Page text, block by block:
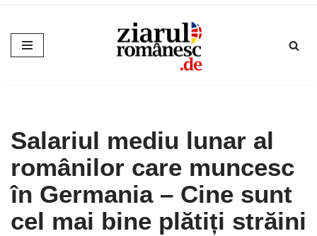
Sari
la
Salariul mediu lunar al
românilor care muncesc
în Germania – Cine sunt
cel mai bine plătiți străini